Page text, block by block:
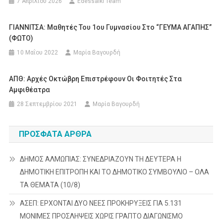
ΓΙΑΝΝΙΤΣΑ: Μαθητές Του 1ου Γυμνασίου Στο “ΓΕΥΜΑ ΑΓΑΠΗΣ”
(ΦΩΤΟ)
10 Μαΐου 2022 Μαρία Βαγουρδή
ΑΠΘ: Αρχές Οκτώβρη Επιστρέφουν Οι Φοιτητές Στα
Αμφιθέατρα
28 Σεπτεμβρίου 2021 Μαρία Βαγουρδή
ΠΡΌΣΦΑΤΑ ΆΡΘΡΑ
ΔΗΜΟΣ ΑΛΜΩΠΙΑΣ: ΣΥΝΕΔΡΙΑΖΟΥΝ ΤΗ ΔΕΥΤΕΡΑ H
ΔΗΜΟΤΙΚΗ ΕΠΙΤΡΟΠΗ ΚΑΙ ΤΟ ΔΗΜΟΤΙΚΟ ΣΥΜΒΟΥΛΙΟ – ΟΛΑ
ΤΑ ΘΕΜΑΤΑ (10/8)
ΑΣΕΠ: ΕΡΧΟΝΤΑΙ ΔΥΟ ΝΕΕΣ ΠΡΟΚΗΡΥΞΕΙΣ ΓΙΑ 5.131
ΜΟΝΙΜΕΣ ΠΡΟΣΛΗΨΕΙΣ ΧΩΡΙΣ ΓΡΑΠΤΟ ΔΙΑΓΩΝΙΣΜΟ